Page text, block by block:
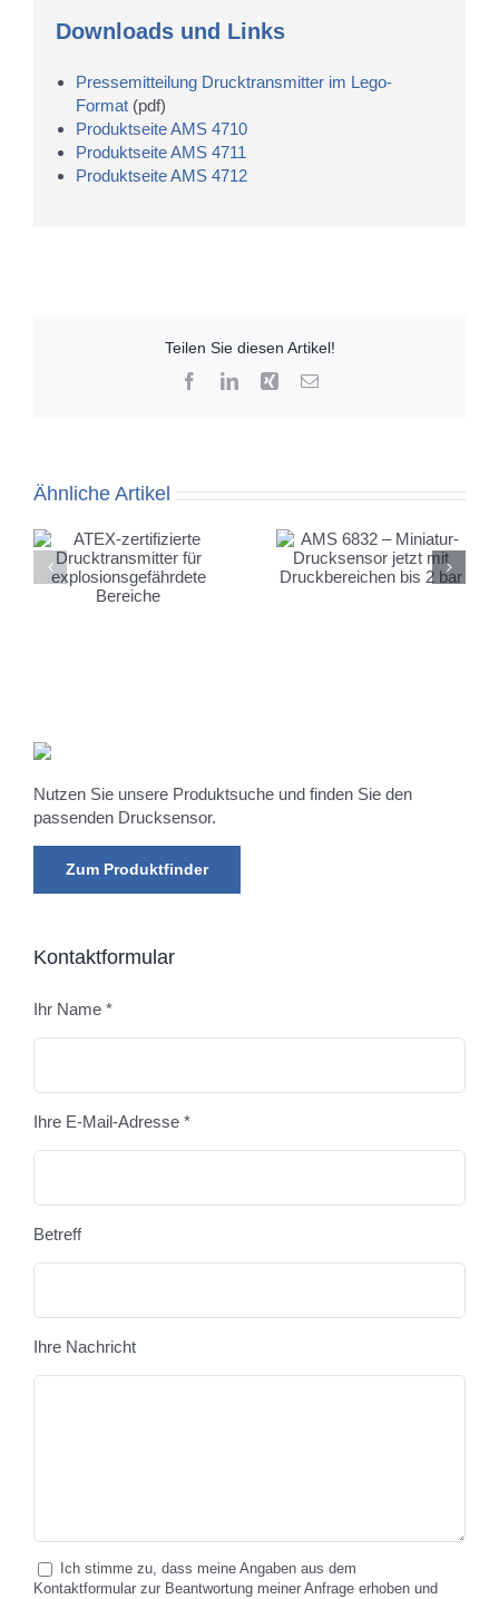
Downloads und Links
Pressemitteilung Drucktransmitter im Lego-
Format(pdf)
Produktseite AMS 4710
Produktseite AMS 4711
Produktseite AMS 4712
Teilen Sie diesen Artikel!
FacebookLinkedIn
Xing E-
Ähnliche Artikel
AMS 6832 –
Miniatur-
Drucksensor jetzt mit
Druckbereichen bis
AMS 5935 & USB-
Starterkit – Das
Nutzen Sie unsere Produktsuche und finden Sie den
passenden Drucksensor.
Zum Produktfinder
Kontaktformular
Ihr Name *
Ihre E-Mail-Adresse *
Betreff
Ihre Nachricht
Ich stimme zu, dass meine Angaben aus dem
Kontaktformular zur Beantwortung meiner Anfrage erhoben und